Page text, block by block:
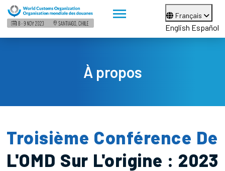
Français
English Español
À propos
Troisième Conférence De
L'OMD Sur L'origine : 2023